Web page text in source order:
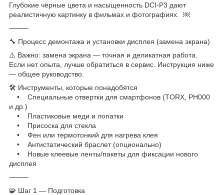
Глубокие чёрные цвета и насыщенность DCI-P3 дают
реалистичную картинку в фильмах и фотографиях. ￼
⸻
🔧 Процесс демонтажа и установки дисплея (замена экрана)
⚠️ Важно: замена экрана — точная и деликатная работа.
Если нет опыта, лучше обратиться в сервис. Инструкция ниже
— общее руководство.
🛠️ Инструменты, которые понадобятся
• Специальные отвертки для смартфонов (TORX, PH000
и др.)
• Пластиковые меди и лопатки
• Присоска для стекла
• Фен или термотонкий для нагрева клея
• Антистатический браслет (опционально)
• Новые клеевые ленты/пакеты для фиксации нового
дисплея
⸻
🧩 Шаг 1 — Подготовка